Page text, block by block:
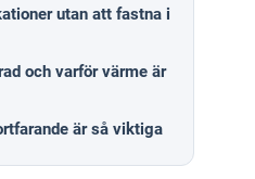
utan att fastna i
och varför värme är
är så viktiga